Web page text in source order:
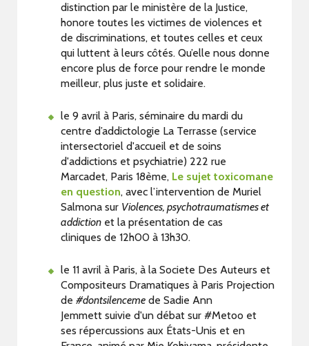
distinction par le ministère de la Justice,
honore toutes les victimes de violences et
de discriminations, et toutes celles et ceux
qui luttent à leurs côtés. Qu’elle nous donne
encore plus de force pour rendre le monde
meilleur, plus juste et solidaire.
le 9 avril à Paris, séminaire du mardi du
centre d’addictologie La Terrasse (service
intersectoriel d'accueil et de soins
d'addictions et psychiatrie) 222 rue
Marcadet, Paris 18ème, Le sujet toxicomane
en question, avec l’intervention de Muriel
Salmona sur Violences, psychotraumatismes et
addiction et la présentation de cas
cliniques de 12h00 à 13h30.
le 11 avril à Paris, à la Societe Des Auteurs et
Compositeurs Dramatiques à Paris Projection
de #dontsilenceme de Sadie Ann
Jemmett suivie d'un débat sur #Metoo et
ses répercussions aux États-Unis et en